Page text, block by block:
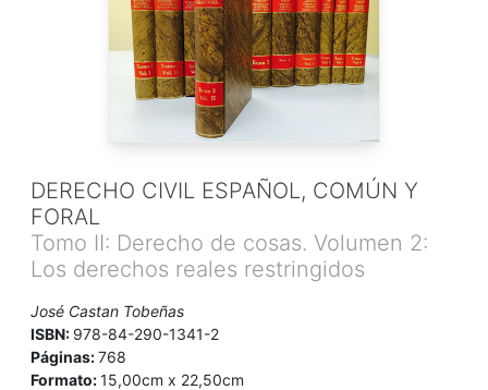
DERECHO CIVIL ESPAÑOL, COMÚN Y
FORAL
Tomo II: Derecho de cosas. Volumen 2:
Los derechos reales restringidos
José Castan Tobeñas
ISBN: 978-84-290-1341-2
Páginas:768
Formato:15,00cm x 22,50cm